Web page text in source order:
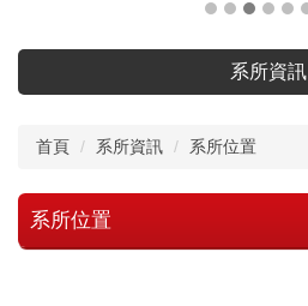
系所資訊
系所資訊
系所簡介
首頁 系所資訊 系所位置
系所位置